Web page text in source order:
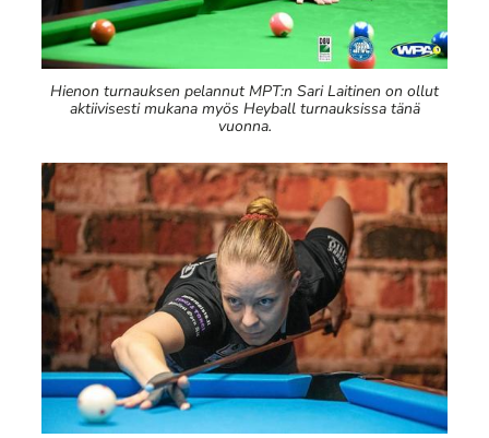
Hienon turnauksen pelannut MPT:n Sari Laitinen on ollut
aktiivisesti mukana myös Heyball turnauksissa tänä
vuonna.